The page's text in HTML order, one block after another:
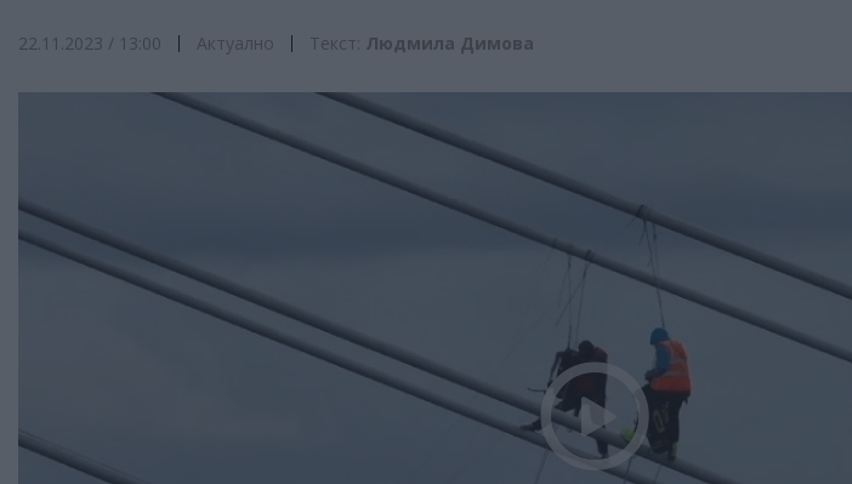
22.11.2023 / 13:00 Актуално Текст: Людмила Димова